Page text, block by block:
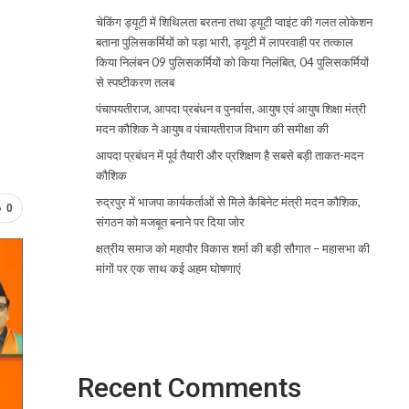
0
चेकिंग ड्यूटी में शिथिलता बरतना तथा ड्यूटी प्वाइंट की गलत लोकेशन
बताना पुलिसकर्मियों को पड़ा भारी, ड्यूटी में लापरवाही पर तत्काल
किया निलंबन 09 पुलिसकर्मियों को किया निलंबित, 04 पुलिसकर्मियों
से स्पष्टीकरण तलब
पंचापयतीराज, आपदा प्रबंधन व पुनर्वास, आयुष एवं आयुष शिक्षा मंत्री
मदन कौशिक ने आयुष व पंचायतीराज विभाग की समीक्षा की
आपदा प्रबंधन में पूर्व तैयारी और प्रशिक्षण है सबसे बड़ी ताकत-मदन
कौशिक
रुद्रपुर में भाजपा कार्यकर्ताओं से मिले कैबिनेट मंत्री मदन कौशिक,
संगठन को मजबूत बनाने पर दिया जोर
क्षत्रीय समाज को महापौर विकास शर्मा की बड़ी सौगात – महासभा की
मांगों पर एक साथ कई अहम घोषणाएं
Recent Comments